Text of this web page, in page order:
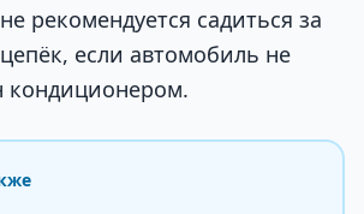
рекомендуется садиться за
если автомобиль не
кондиционером.